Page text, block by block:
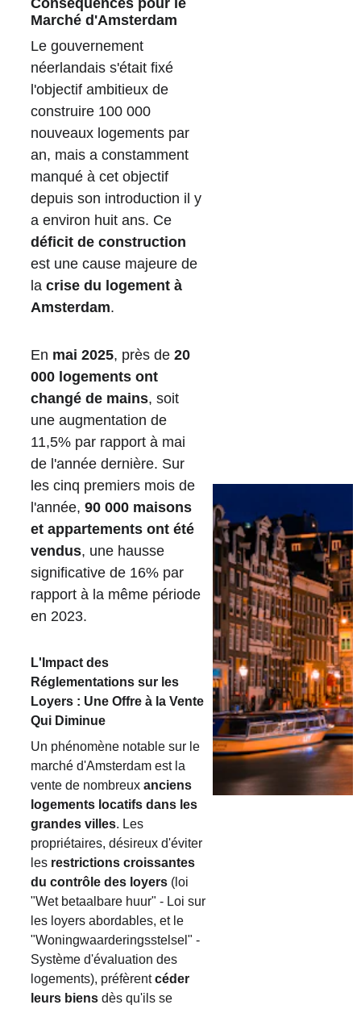
Conséquences pour le
Marché d'Amsterdam
Le gouvernement
néerlandais s'était fixé
l'objectif ambitieux de
construire 100 000
nouveaux logements par
an, mais a constamment
manqué à cet objectif
depuis son introduction il y
a environ huit ans. Ce
déficit de construction
est une cause majeure de
la crise du logement à
Amsterdam.
En mai 2025, près de 20
000 logements ont
changé de mains, soit
une augmentation de
11,5% par rapport à mai
de l'année dernière. Sur
les cinq premiers mois de
l'année, 90 000 maisons
et appartements ont été
vendus, une hausse
significative de 16% par
rapport à la même période
en 2023.
L'Impact des
Réglementations sur les
Loyers : Une Offre à la Vente
Qui Diminue
Un phénomène notable sur le
marché d'Amsterdam est la
vente de nombreux anciens
logements locatifs dans les
grandes villes. Les
propriétaires, désireux d'éviter
les restrictions croissantes
du contrôle des loyers (loi
"Wet betaalbare huur" - Loi sur
les loyers abordables, et le
"Woningwaarderingsstelsel" -
Système d'évaluation des
logements), préfèrent céder
leurs biens dès qu'ils se